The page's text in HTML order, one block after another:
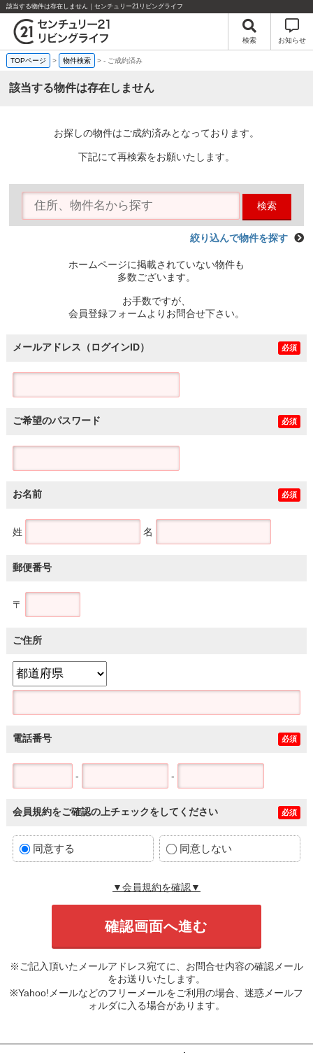
該当する物件は存在しません｜センチュリー21リビングライフ
検索 お知らせ
TOPページ > 物件検索 >- ご成約済み
該当する物件は存在しません
お探しの物件はご成約済みとなっております。
下記にて再検索をお願いたします。
検索
絞り込んで物件を探す
ホームページに掲載されていない物件も
多数ございます。
お手数ですが、
会員登録フォームよりお問合せ下さい。
メールアドレス（ログインID） 必須
ご希望のパスワード 必須
お名前 必須
姓 名
郵便番号
〒
ご住所
電話番号 必須
- -
会員規約をご確認の上チェックをしてください 必須
同意する 同意しない
▼会員規約を確認▼
※ご記入頂いたメールアドレス宛てに、お問合せ内容の確認メール
をお送りいたします。
※Yahoo!メールなどのフリーメールをご利用の場合、迷惑メールフ
ォルダに入る場合があります。